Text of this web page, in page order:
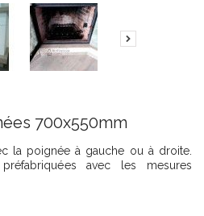
700x550mm
la poignée à gauche ou à droite.
avec les mesures